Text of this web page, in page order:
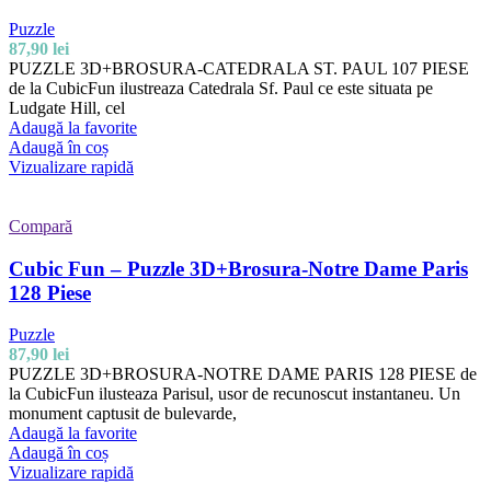
Puzzle
87,90 lei
PUZZLE 3D+BROSURA-CATEDRALA ST. PAUL 107 PIESE
de la CubicFun ilustreaza Catedrala Sf. Paul ce este situata pe
Ludgate Hill, cel
Adaugă la favorite
Adaugă în coș
Vizualizare rapidă
Compară
Cubic Fun – Puzzle 3D+Brosura-Notre Dame Paris
128 Piese
Puzzle
87,90 lei
PUZZLE 3D+BROSURA-NOTRE DAME PARIS 128 PIESE de
la CubicFun ilusteaza Parisul, usor de recunoscut instantaneu. Un
monument captusit de bulevarde,
Adaugă la favorite
Adaugă în coș
Vizualizare rapidă